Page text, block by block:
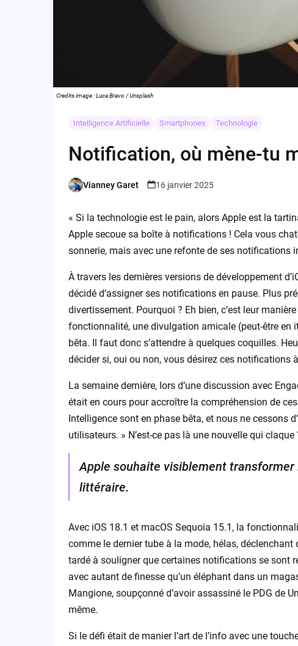
Credits image : Luca Bravo / Unsplash
Intelligence Artificielle Smartphones Technologie
Notification, où mène-tu
Posted
Vianney Garet 16 janvier 2025
« Si la technologie est le pain, alors Apple est la
Apple secoue sa boîte à notifications ! Cela vous
sonnerie, mais avec une refonte de ses notifications
À travers les dernières versions de développement
décidé d’assigner ses notifications en pause. Plus
divertissement. Pourquoi ? Eh bien, c’est leur
fonctionnalité, une divulgation amicale (peut-être
bêta. Il faut donc s’attendre à quelques coquilles.
décider si, oui ou non, vous désirez ces notifications
La semaine dernière, lors d’une discussion avec
était en cours pour accroître la compréhension de
Intelligence sont en phase bêta, et nous ne cessons
utilisateurs. » N’est-ce pas là une nouvelle qui
Apple souhaite visiblement
littéraire.
Avec iOS 18.1 et macOS Sequoia 15.1, la
comme le dernier tube à la mode, hélas,
tardé à souligner que certaines notifications se sont
avec autant de finesse qu’un éléphant dans un
Mangione, soupçonné d’avoir assassiné le PDG de
même.
Si le défi était de manier l’art de l’info avec une